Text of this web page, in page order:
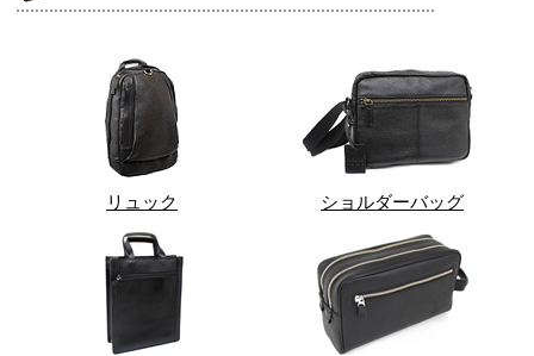
リュック ショルダーバッグ